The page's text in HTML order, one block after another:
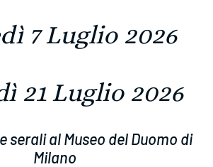
7 Luglio 2026
21 Luglio 2026
serali alMuseo del Duomo di
Milano